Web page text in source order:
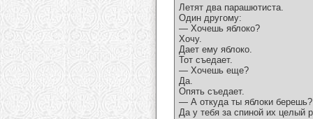
Летят два парашютиста.
Один другому:
— Хочешь яблоко?
Хочу.
Дает ему яблоко.
Тот съедает.
— Хочешь еще?
Да.
Опять съедает.
— А откуда ты яблоки берешь?
Да у тебя за спиной их целый